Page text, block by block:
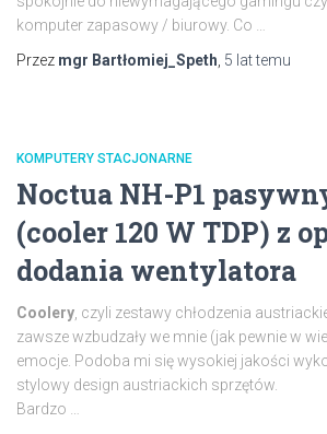
komputer zapasowy / biurowy. Co …
Przez mgr Bartłomiej_Speth 5 lattemu
KOMPUTERY STACJONARNE
Noctua NH-P1
(cooler 120 W TDP) z
dodania wentylatora
Coolery , czyli zestawy chłodzenia
zawsze wzbudzały we mnie (jak pewnie w
emocje. Podoba mi się wysokiej jakości
stylowy design austriackich sprzętów.
Bardzo …